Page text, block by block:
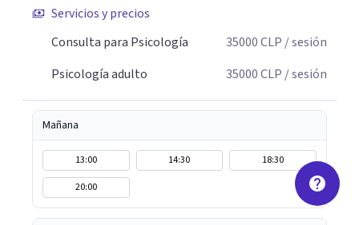
Servicios y precios
Consulta para Psicología
35000CLP / sesión
Psicología adulto
35000CLP / sesión
Mañana
13:00 14:30
18:30
20:00